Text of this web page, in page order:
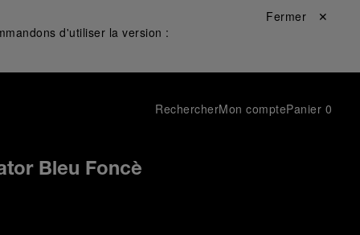
d'utiliser la version :
Fermer ✕
RechercherMon comptePanier 0
Bleu Foncè